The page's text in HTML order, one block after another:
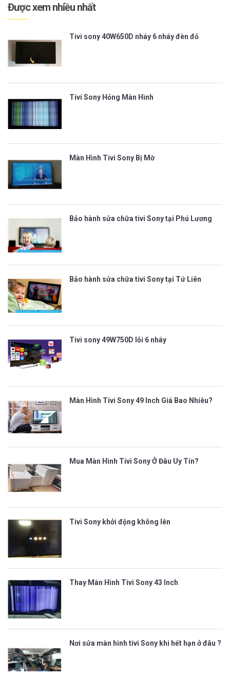
Được xem nhiều nhất
Tivi sony 40W650D nháy 6 nháy đèn đỏ
Tivi Sony Hỏng Màn Hình
Màn Hình Tivi Sony Bị Mờ
Bảo hành sửa chữa tivi Sony tại Phú Lương
Bảo hành sửa chữa tivi Sony tại Tứ Liên
Tivi sony 49W750D lỗi 6 nháy
Màn Hình Tivi Sony 49 Inch Giá Bao Nhiêu?
Mua Màn Hình Tivi Sony Ở Đâu Uy Tín?
Tivi Sony khởi động không lên
Thay Màn Hình Tivi Sony 43 Inch
Nơi sửa màn hình tivi Sony khi hết hạn ở đâu ?